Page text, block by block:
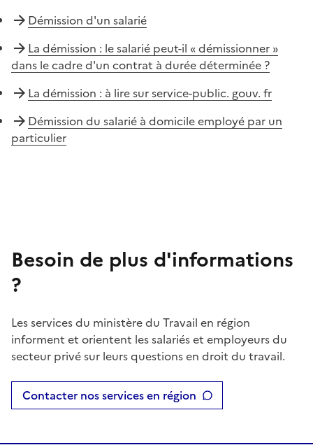
Démission d'un salarié
La démission : le salarié peut-il « démissionner »
dans le cadre d'un contrat à durée déterminée ?
La démission : à lire sur service-public. gouv. fr
Démission du salarié à domicile employé par un
particulier
Besoin de plus d'informations
?
Les services du ministère du Travail en région
informent et orientent les salariés et employeurs du
secteur privé sur leurs questions en droit du travail.
Contacter nos services en région